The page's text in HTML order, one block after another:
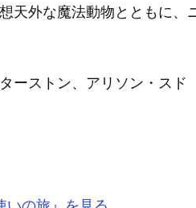
天外な魔法動物とともに、
ーストン、アリソン・スド